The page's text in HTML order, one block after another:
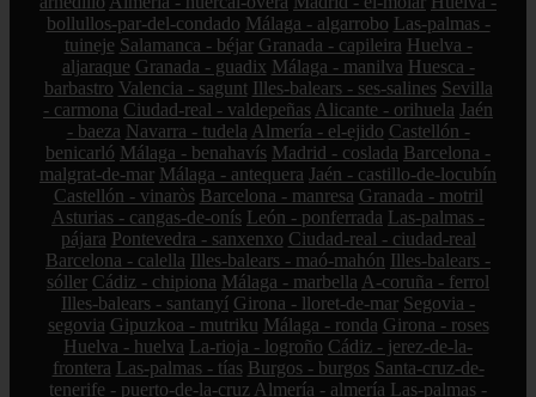
bollullos-par-del-condado Málaga - algarrobo Las-palmas -
tuineje Salamanca - béjar Granada - capileira Huelva -
aljaraque Granada - guadix Málaga - manilva Huesca -
barbastro Valencia - sagunt Illes-balears - ses-salines Sevilla
- carmona Ciudad-real - valdepeñas Alicante - orihuela Jaén
- baeza Navarra - tudela Almería - el-ejido Castellón -
benicarló Málaga - benahavís Madrid - coslada Barcelona -
malgrat-de-mar Málaga - antequera Jaén - castillo-de-locubín
Castellón - vinaròs Barcelona - manresa Granada - motril
Asturias - cangas-de-onís León - ponferrada Las-palmas -
pájara Pontevedra - sanxenxo Ciudad-real - ciudad-real
Barcelona - calella Illes-balears - maó-mahón Illes-balears -
sóller Cádiz - chipiona Málaga - marbella A-coruña - ferrol
Illes-balears - santanyí Girona - lloret-de-mar Segovia -
segovia Gipuzkoa - mutriku Málaga - ronda Girona - roses
Huelva - huelva La-rioja - logroño Cádiz - jerez-de-la-
frontera Las-palmas - tías Burgos - burgos Santa-cruz-de-
tenerife - puerto-de-la-cruz Almería - almería Las-palmas -